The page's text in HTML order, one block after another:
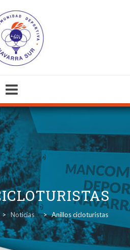
> Noticias > Anillos cicloturistas